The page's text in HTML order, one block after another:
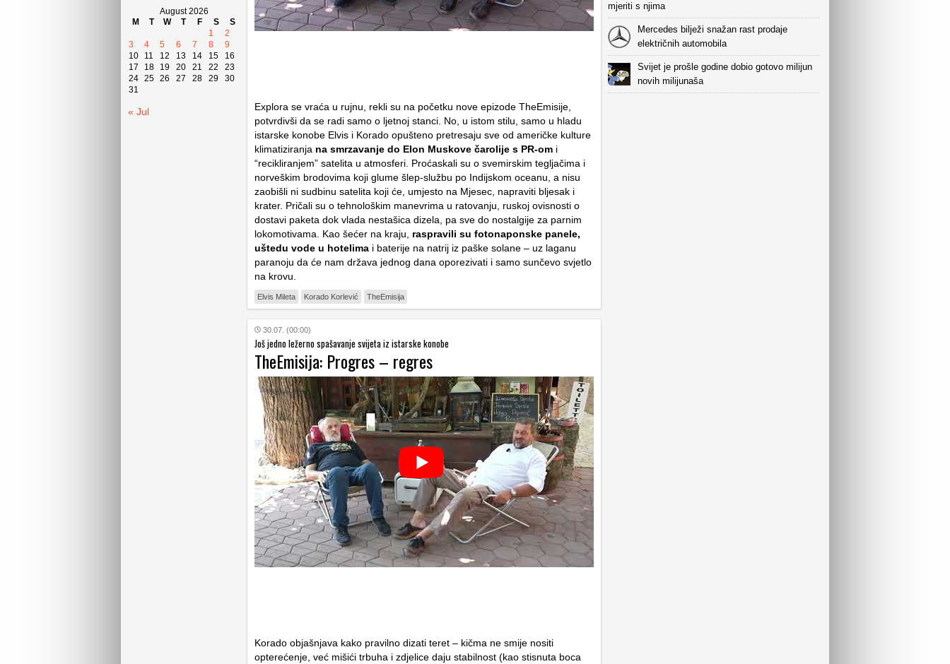
August 2026
M
T W T F S
S
1
2
3
4 5 6 7 8
9
10
11 12 13 14 15
16
17
18 19 20 21 22
23
24 25 26 27 28 29
30
31
« Jul
Explora se vraća u rujnu, rekli su na početku nove epizode TheEmisije,
potvrdivši da se radi samo o ljetnoj stanci. No, u istom stilu, samo u hladu
istarske konobe Elvis i Korado opušteno pretresaju sve od američke kulture
klimatiziranja na smrzavanje do Elon Muskove čarolije s PR-om i
“recikliranjem” satelita u atmosferi. Proćaskali su o svemirskim tegljačima i
norveškim brodovima koji glume šlep-službu po Indijskom oceanu, a nisu
zaobišli ni sudbinu satelita koji će, umjesto na Mjesec, napraviti bljesak i
krater. Pričali su o tehnološkim manevrima u ratovanju, ruskoj ovisnosti o
dostavi paketa dok vlada nestašica dizela, pa sve do nostalgije za parnim
lokomotivama. Kao šećer na kraju, raspravili su fotonaponske panele,
uštedu vode u hotelima i baterije na natrij iz paške solane – uz laganu
paranoju da će nam država jednog dana oporezivati i samo sunčevo svjetlo
na krovu.
Elvis Mileta Korado Korlević TheEmisija
30.07. (00:00)
Još jedno ležerno spašavanje svijeta iz istarske konobe
TheEmisija: Progres – regres
Korado objašnjava kako pravilno dizati teret – kičma ne smije nositi
opterećenje, već mišići trbuha i zdjelice daju stabilnost (kao stisnuta boca
mjeriti s njima
Mercedes bilježi snažan rast prodaje
električnih automobila
Svijet je prošle godine dobio gotovo milijun
novih milijunaša